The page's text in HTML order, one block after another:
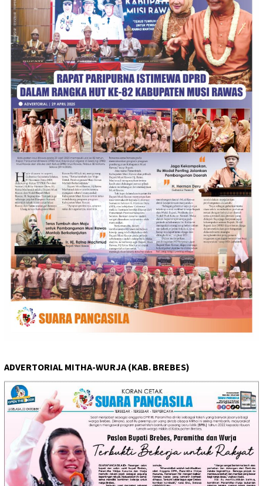
ADVERTORIAL MITHA-WURJA (KAB. BREBES)